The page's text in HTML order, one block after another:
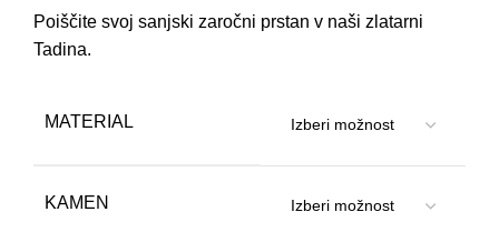
Poiščite svoj sanjski zaročni prstan v naši zlatarni
Tadina.
MATERIAL
KAMEN